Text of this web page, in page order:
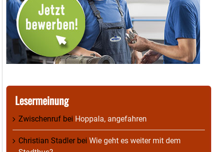
Lesermeinung
Zwischenruf bei Hoppala, angefahren
Christian Stadlerbei Wie geht es weiter mit dem